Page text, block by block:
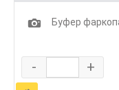
1
Буфер
- +